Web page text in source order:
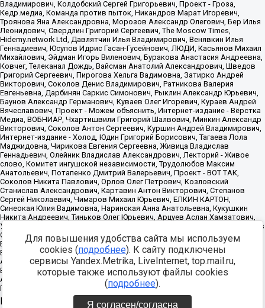
Источник:
https://minjust.gov.ru/uploaded/files/reestr-
Для повышения удобства сайта мы используем
cookies (подробнее). К сайту подключены
сервисы Yandex.Metrika, LiveInternet, top.mail.ru,
которые также используют файлы cookies
(подробнее).
Я согласен/согласна